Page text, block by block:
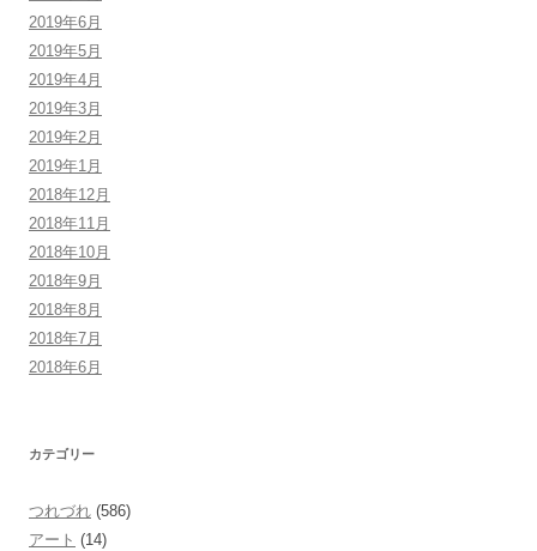
2019年6月
2019年5月
2019年4月
2019年3月
2019年2月
2019年1月
2018年12月
2018年11月
2018年10月
2018年9月
2018年8月
2018年7月
2018年6月
カテゴリー
つれづれ (586)
アート (14)